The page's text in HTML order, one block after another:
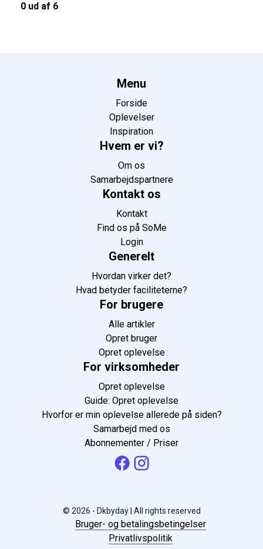
0 ud af 6
Menu
Forside
Oplevelser
Inspiration
Hvem er vi?
Om os
Samarbejdspartnere
Kontakt os
Kontakt
Find os på SoMe
Login
Generelt
Hvordan virker det?
Hvad betyder faciliteterne?
For brugere
Alle artikler
Opret bruger
Opret oplevelse
For virksomheder
Opret oplevelse
Guide: Opret oplevelse
Hvorfor er min oplevelse allerede på siden?
Samarbejd med os
Abonnementer / Priser
© 2026 - Dkbyday | All rights reserved
Bruger- og betalingsbetingelser
Privatlivspolitik